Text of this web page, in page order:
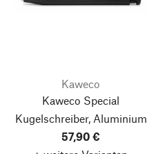
Kaweco
Kaweco Special
Kugelschreiber, Aluminium
57,90 €